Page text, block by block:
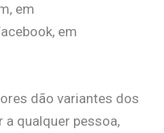
em
em
dão variantes dos
qualquer pessoa,